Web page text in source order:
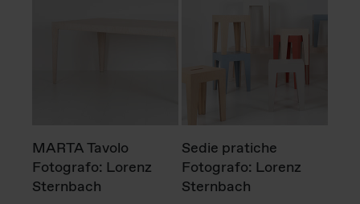
MARTA Tavolo
Fotografo: Lorenz
Sternbach
Sedie pratiche
Fotografo: Lorenz
Sternbach